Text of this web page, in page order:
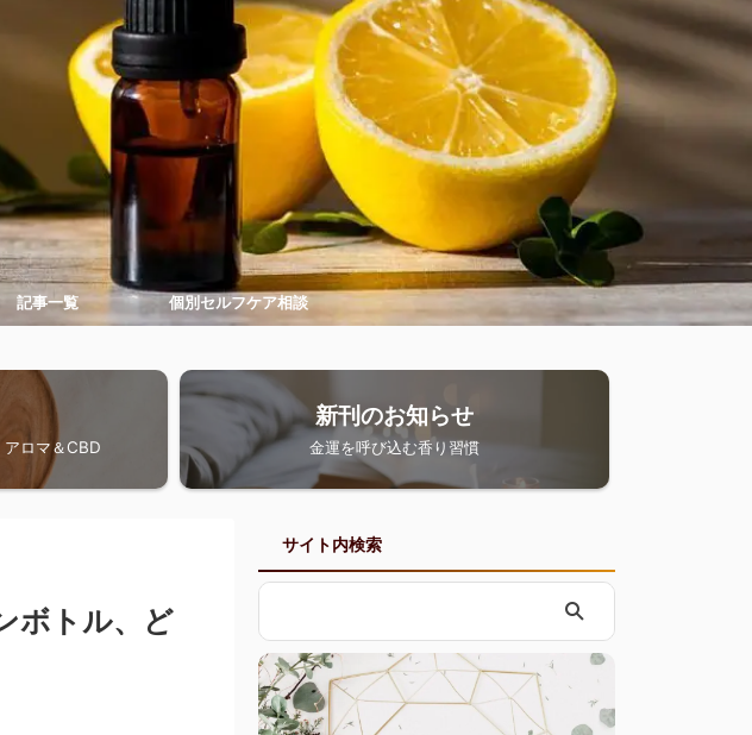
記事一覧 個別セルフケア相談
ロマ＆CBD
新刊のお知らせ
金運を呼び込む香り習慣
ボトル、ど
サイト内検索